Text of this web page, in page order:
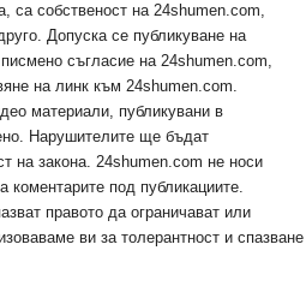
са собственост на 24shumen.com,
Допуска се публикуване на
съгласие на 24shumen.com,
на линк към 24shumen.com.
материали, публикувани в
Нарушителите ще бъдат
на закона. 24shumen.com не носи
коментарите под публикациите.
правото да ограничават или
ви за толерантност и спазване